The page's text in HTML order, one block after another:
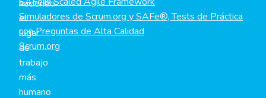
haciendo
el
lugar
de
trabajo
más
humano
Simuladores de Scrum.org y SAFe®, Tests de Práctica
con Preguntas de Alta Calidad
Scrum.org